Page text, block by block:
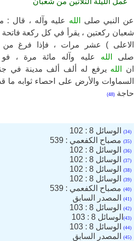
عن النبي صلى الله عليه وآله ، قال :
شعبان ركعتين ، يقرأ في كل ركعة
الاعلى ) عشر مرات ، فإذا فرغ من
صلى
الله عليه وآله مائة مرة ، فو
ان
الله يرفع له ألف ألف مدينة في
السماوات والأرض على احصاء ثوابه ما
حاجة (48)
(34) الوسائل 8 : 102
(35) مصباح الكفعمي : 539
(36) الوسائل 8 : 102
(37) الوسائل 8 : 102
(38) الوسائل 8 : 102
(39) الوسائل 8 : 102
(40) مصباح الكفعمي : 539
(41) المصدر السابق
(42) الوسائل 8 : 103
(43) الوسائل 8 : 103
(44) الوسائل 8 : 103
(45) المصدر السابق